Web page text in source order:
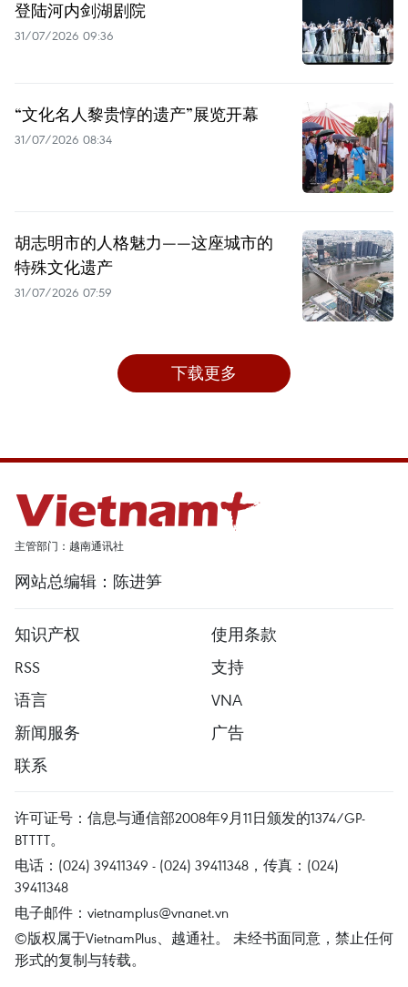
登陆河内剑湖剧院
31/07/2026 09:36
“文化名人黎贵惇的遗产”展览开幕
31/07/2026 08:34
胡志明市的人格魅力——这座城市的
特殊文化遗产
31/07/2026 07:59
下载更多
主管部门：越南通讯社
网站总编辑：陈进笋
知识产权
使用条款
RSS
支持
语言
VNA
新闻服务
广告
联系
许可证号：信息与通信部2008年9月11日颁发的1374/GP-
BTTTT。
电话：(024) 39411349 - (024) 39411348，传真：(024)
39411348
电子邮件： vietnamplus@vnanet.vn
©版权属于VietnamPlus、越通社。 未经书面同意，禁止任何
形式的复制与转载。